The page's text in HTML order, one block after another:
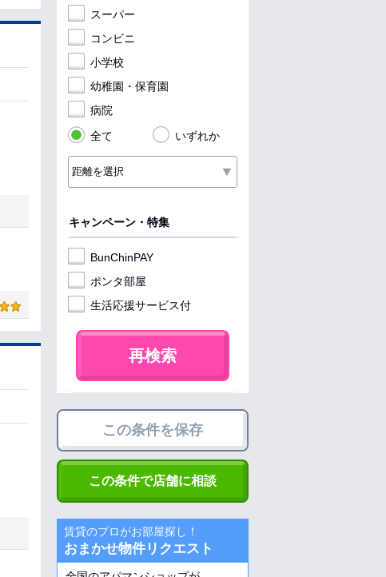
スーパー
コンビニ
小学校
幼稚園・保育園
病院
全て
いずれか
キャンペーン・特集
BunChinPAY
ポンタ部屋
生活応援サービス付
再検索
この条件を保存
この条件で店舗に相談
賃貸のプロがお部屋探し！
おまかせ物件リクエスト